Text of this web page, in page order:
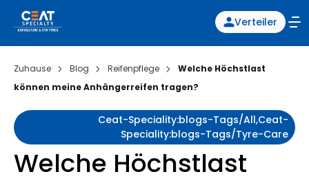
Verteiler
Zuhause Blog Reifenpflege
Welche Höchstlast
können meine Anhängerreifen tragen?
Ceat-Speciality:blogs-Tags/all,ceat-
Speciality:blogs-Tags/tyre-Care
Welche Höchstlast